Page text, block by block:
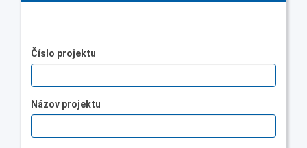
Číslo projektu
Názov projektu